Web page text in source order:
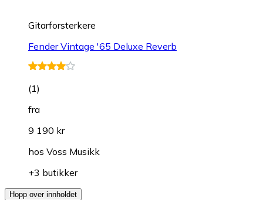
Gitarforsterkere
Fender Vintage '65 Deluxe Reverb
(1)
fra
9 190 kr
hos Voss Musikk
+3 butikker
Hopp over innholdet